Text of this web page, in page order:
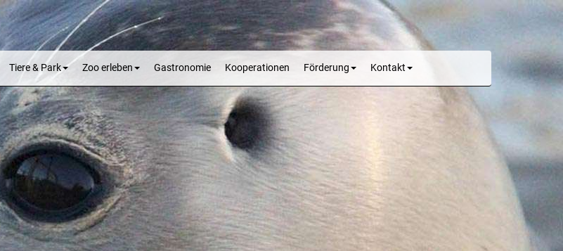
Tiere & Park Zoo erleben Gastronomie Kooperationen Förderung Kontakt